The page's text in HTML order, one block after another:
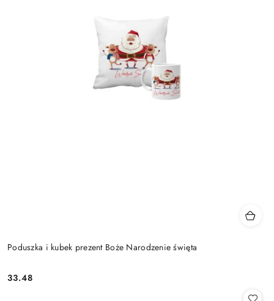
Poduszka i kubek prezent Boże Narodzenie święta
Cena:
33.48